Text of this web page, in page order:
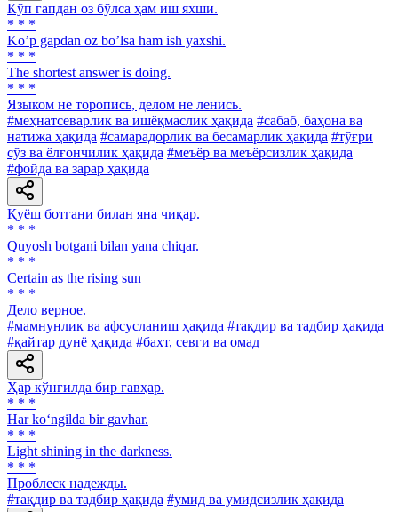
Кўп гапдан оз бўлса ҳам иш яхши.
* * *
Koʼp gapdan oz boʼlsa ham ish yaxshi.
* * *
The shortest answer is doing.
* * *
Языком не торопись, делом не ленись.
#меҳнатсеварлик ва ишёқмаслик ҳақида #сабаб, баҳона ва
натижа ҳақида #самарадорлик ва бесамарлик ҳақида #тўғри
сўз ва ёлғончилик ҳақида #меъёр ва меъёрсизлик ҳақида
#фойда ва зарар ҳақида
Қуёш ботгани билан яна чиқар.
* * *
Quyosh botgani bilan yana chiqar.
* * *
Certain as the rising sun
* * *
Дело верное.
#мамнунлик ва афсусланиш ҳақида #тақдир ва тадбир ҳақида
#қайтар дунё ҳақида #бахт, севги ва омад
Ҳар кўнгилда бир гавҳар.
* * *
Har ko‘ngilda bir gavhar.
* * *
Light shining in the darkness.
* * *
Проблеск надежды.
#тақдир ва тадбир ҳақида #умид ва умидсизлик ҳақида